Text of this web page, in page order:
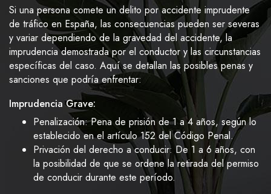
Si una persona comete un delito por accidente imprudente
de tráfico en España, las consecuencias pueden ser severas
y variar dependiendo de la gravedad del accidente, la
imprudencia demostrada por el conductor y las circunstancias
específicas del caso. Aquí se detallan las posibles penas y
sanciones que podría enfrentar:
Imprudencia Grave:
Penalización: Pena de prisión de 1 a 4 años, según lo
establecido en el artículo 152 del Código Penal.
Privación del derecho a conducir: De 1 a 6 años, con
la posibilidad de que se ordene la retirada del permiso
de conducir durante este período.